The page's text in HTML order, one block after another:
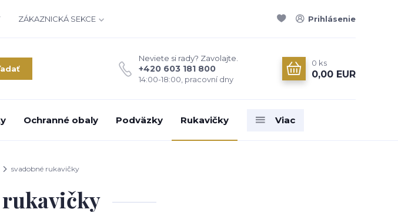
ZÁKAZNICKÁ SEKCE Prihlásenie
Neviete si rady? Zavolajte.
+420 603 181 800
14:00-18:00, pracovní dny
0 ks
0,00 EUR
Ochranné obaly Podväzky Rukavičky Viac
svadobné rukavičky
rukavičky